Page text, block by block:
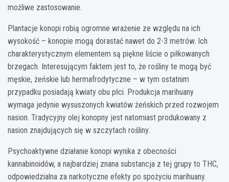
możliwe zastosowanie.
Plantacje konopi robią ogromne wrażenie ze względu na ich
wysokość – konopie mogą dorastać nawet do 2-3 metrów. Ich
charakterystycznym elementem są piękne liście o piłkowanych
brzegach. Interesującym faktem jest to, że rośliny te mogą być
męskie, żeńskie lub hermafrodytyczne – w tym ostatnim
przypadku posiadają kwiaty obu płci. Produkcja marihuany
wymaga jedynie wysuszonych kwiatów żeńskich przed rozwojem
nasion. Tradycyjny olej konopny jest natomiast produkowany z
nasion znajdujących się w szczytach rośliny.
Psychoaktywne działanie konopi wynika z obecności
kannabinoidów, a najbardziej znana substancja z tej grupy to THC,
odpowiedzialna za narkotyczne efekty po spożyciu marihuany.